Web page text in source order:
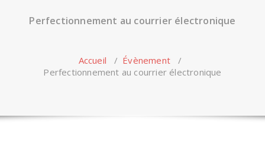
Perfectionnement au courrier électronique
Accueil / Évènement /
Perfectionnement au courrier électronique